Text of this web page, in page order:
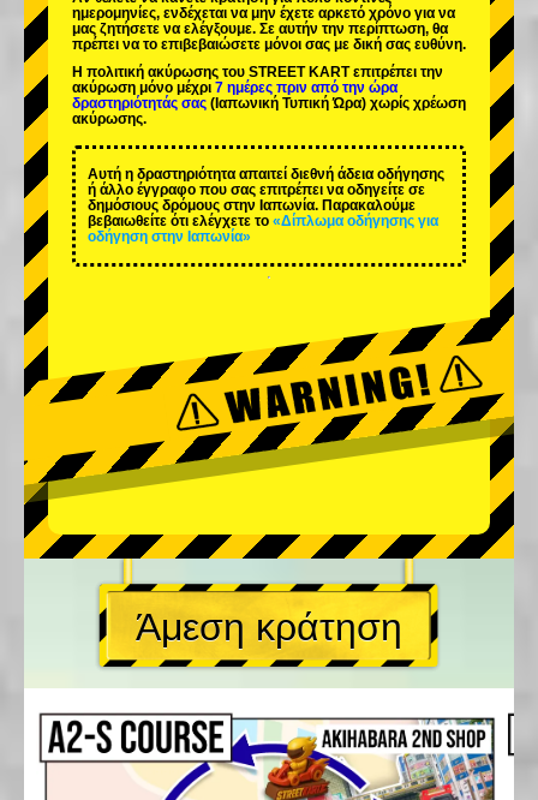
ημερομηνίες, ενδέχεται να μην έχετε αρκετό χρόνο για να
μας ζητήσετε να ελέγξουμε. Σε αυτήν την περίπτωση, θα
πρέπει να το επιβεβαιώσετε μόνοι σας με δική σας ευθύνη.
Η πολιτική ακύρωσης του STREET KART επιτρέπει την
ακύρωση μόνο μέχρι 7 ημέρες πριν από την ώρα
δραστηριότητάς σας (Ιαπωνική Τυπική Ώρα) χωρίς χρέωση
ακύρωσης.
Αυτή η δραστηριότητα απαιτεί διεθνή άδεια οδήγησης
ή άλλο έγγραφο που σας επιτρέπει να οδηγείτε σε
δημόσιους δρόμους στην Ιαπωνία. Παρακαλούμε
βεβαιωθείτε ότι ελέγχετε το «Δίπλωμα οδήγησης για
οδήγηση στην Ιαπωνία»
Άμεση κράτηση